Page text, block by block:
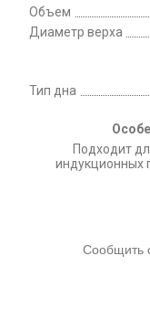
Объем
Диаметр верха
Тип дна
Подходит
индукционных
Сообщить